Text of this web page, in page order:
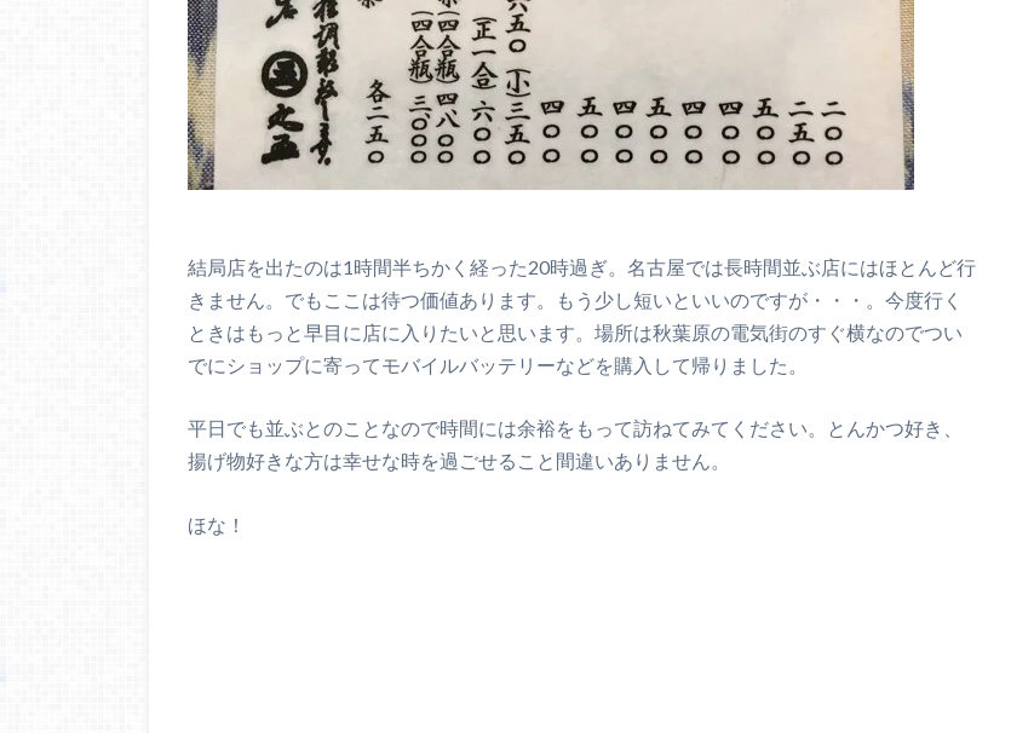
結局店を出たのは1時間半ちかく経った20時過ぎ。名古屋では長時間並ぶ店にはほとんど行
きません。でもここは待つ価値あります。もう少し短いといいのですが・・・。今度行く
ときはもっと早目に店に入りたいと思います。場所は秋葉原の電気街のすぐ横なのでつい
でにショップに寄ってモバイルバッテリーなどを購入して帰りました。
平日でも並ぶとのことなので時間には余裕をもって訪ねてみてください。とんかつ好き、
揚げ物好きな方は幸せな時を過ごせること間違いありません。
ほな！